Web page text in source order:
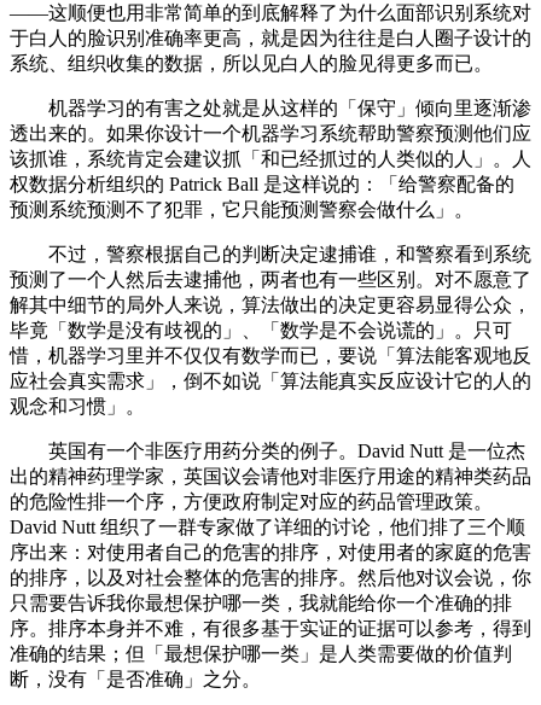
——这顺便也用非常简单的到底解释了为什么面部识别系统对
于白人的脸识别准确率更高，就是因为往往是白人圈子设计的
系统、组织收集的数据，所以见白人的脸见得更多而已。
机器学习的有害之处就是从这样的「保守」倾向里逐渐渗
透出来的。如果你设计一个机器学习系统帮助警察预测他们应
该抓谁，系统肯定会建议抓「和已经抓过的人类似的人」。人
权数据分析组织的 Patrick Ball 是这样说的：「给警察配备的
预测系统预测不了犯罪，它只能预测警察会做什么」。
不过，警察根据自己的判断决定逮捕谁，和警察看到系统
预测了一个人然后去逮捕他，两者也有一些区别。对不愿意了
解其中细节的局外人来说，算法做出的决定更容易显得公众，
毕竟「数学是没有歧视的」、「数学是不会说谎的」。只可
惜，机器学习里并不仅仅有数学而已，要说「算法能客观地反
应社会真实需求」，倒不如说「算法能真实反应设计它的人的
观念和习惯」。
英国有一个非医疗用药分类的例子。David Nutt 是一位杰
出的精神药理学家，英国议会请他对非医疗用途的精神类药品
的危险性排一个序，方便政府制定对应的药品管理政策。
David Nutt 组织了一群专家做了详细的讨论，他们排了三个顺
序出来：对使用者自己的危害的排序，对使用者的家庭的危害
的排序，以及对社会整体的危害的排序。然后他对议会说，你
只需要告诉我你最想保护哪一类，我就能给你一个准确的排
序。排序本身并不难，有很多基于实证的证据可以参考，得到
准确的结果；但「最想保护哪一类」是人类需要做的价值判
断，没有「是否准确」之分。